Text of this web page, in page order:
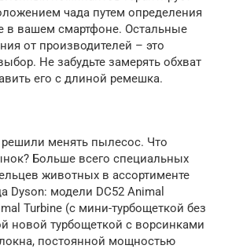
чада путем определения
в вашем смартфоне. Остальные
от производителей – это
Не забудьте замерять обхват
его с длиной ремешка.
менять пылесос. Что
Больше всего специальных
животных в ассортименте
Dyson: модели DC52 Animal
Turbine (с мини-турбощеткой без
новой турбощеткой с ворсинками
постоянной мощностью